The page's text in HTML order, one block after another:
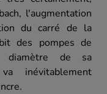
l'augmentation
du carré de la
des pompes de
diamètre de sa
inévitablement